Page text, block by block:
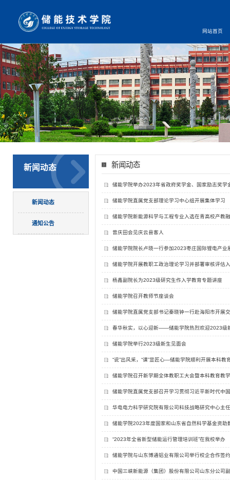
网站首页
新闻动态
新闻动态
通知公告
新闻动态
储能学院举办2023年省政府奖学金、国家励志奖学
储能学院直属党支部理论学习中心组开展集体学习
储能学院新能源科学与工程专业入选在青高校产教
曾庆田会见庆云县客人
储能学院院长卢晓一行参加2023枣庄国际锂电产业
储能学院开展教职工政治理论学习并部署审核评估
杨鑫副院长为2023级研究生作入学教育专题讲座
储能学院召开教师节座谈会
储能学院直属党支部书记秦晓钟一行赴海阳市开展
春华秋实，以心迎新——储能学院热烈欢迎2023级
储能学院举行2023级新生见面会
“说”出风采，“课”显匠心—储能学院顺利开展本科教
储能学院召开新学期全体教职工大会暨本科教育教
储能学院直属党支部召开学习贯彻习近平新时代中
华电电力科学研究院有限公司科技战略研究中心主
储能学院2023年度国家和山东省自然科学基金资助
“2023年全省新型储能运行管理培训班”在我校举办
储能学院与山东博通铝业有限公司举行校企合作签
中国三峡新能源（集团）股份有限公司山东分公司